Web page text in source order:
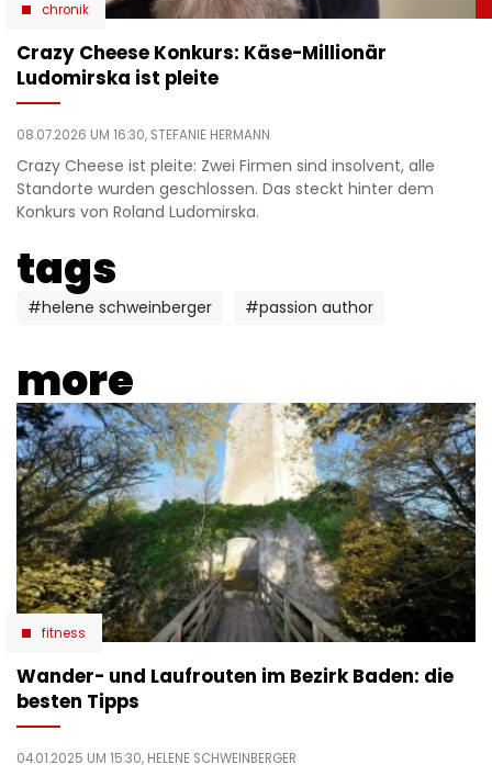
chronik
Crazy Cheese Konkurs: Käse-Millionär
Ludomirska ist pleite
08.07.2026 UM 16:30, STEFANIE HERMANN
Crazy Cheese ist pleite: Zwei Firmen sind insolvent, alle
Standorte wurden geschlossen. Das steckt hinter dem
Konkurs von Roland Ludomirska.
tags
#helene schweinberger #passion author
more
fitness
Wander- und Laufrouten im Bezirk Baden: die
besten Tipps
04.01.2025 UM 15:30, HELENE SCHWEINBERGER